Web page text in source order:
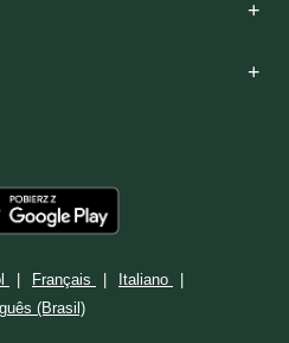
Français
Italiano
(Brasil)